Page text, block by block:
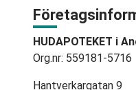
HUDAPOTEKET i
Org.nr: 559181-5716
Hantverkargatan 9